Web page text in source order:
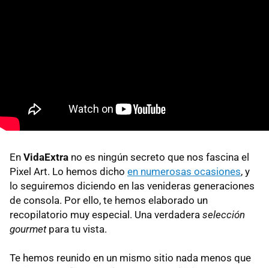
En VidaExtra no es ningún secreto que nos fascina el
Pixel Art. Lo hemos dicho en numerosas ocasiones, y
lo seguiremos diciendo en las venideras generaciones
de consola. Por ello, te hemos elaborado un
recopilatorio muy especial. Una verdadera selección
gourmetpara tu vista.
Te hemos reunido en un mismo sitio nada menos que